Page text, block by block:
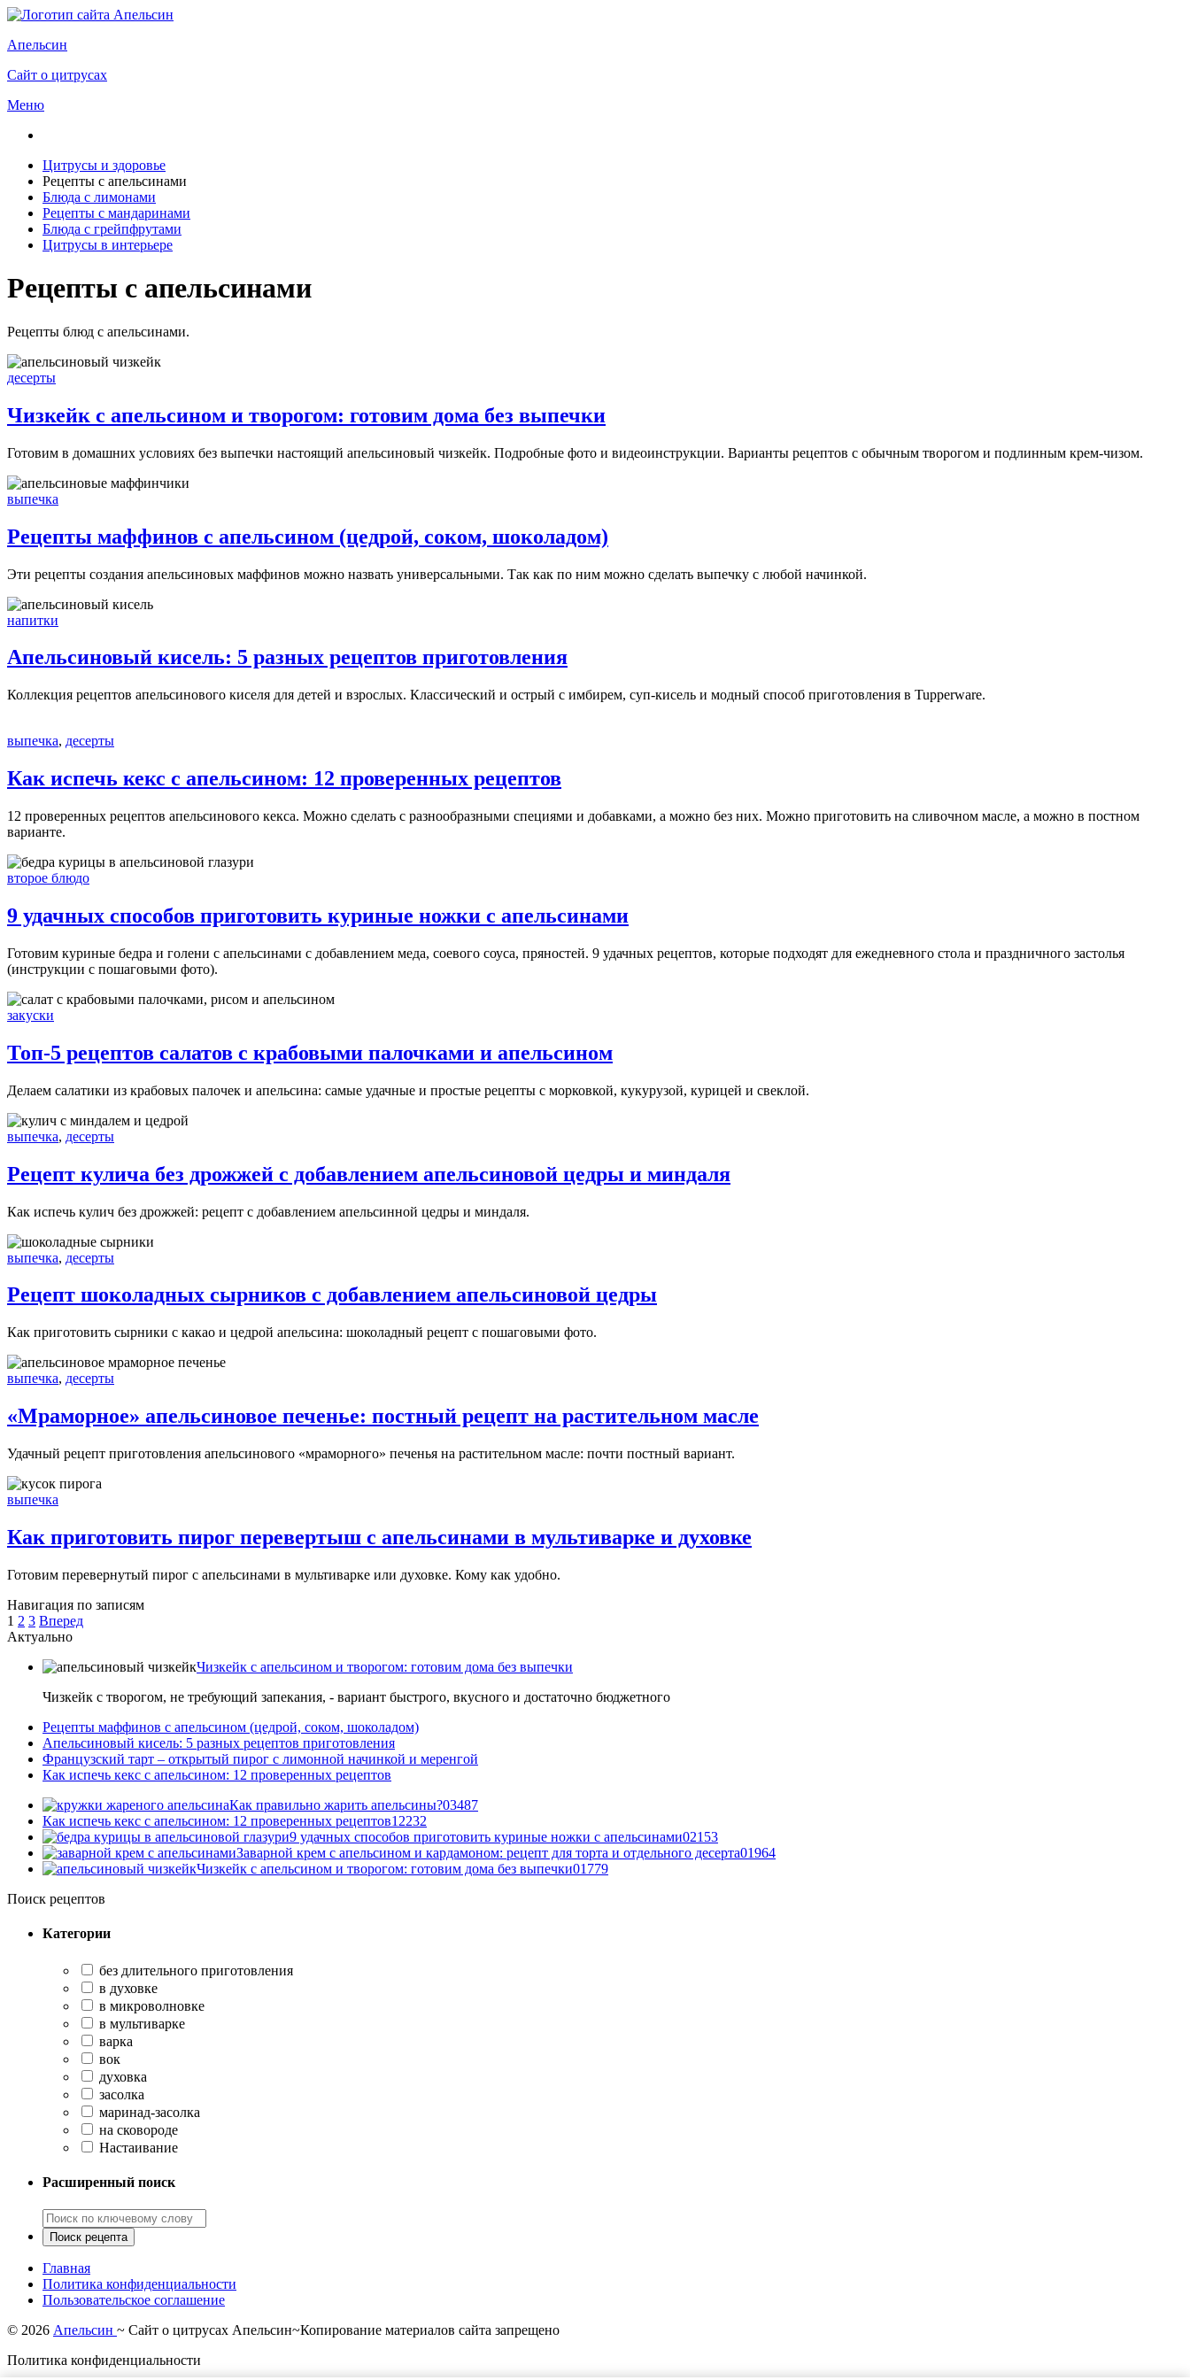
Апельсин
Сайт о цитрусах
Меню
Цитрусы и здоровье
Рецепты с апельсинами
Блюда с лимонами
Рецепты с мандаринами
Блюда с грейпфрутами
Цитрусы в интерьере
Рецепты с апельсинами
Рецепты блюд с апельсинами.
десерты
Чизкейк с апельсином и творогом: готовим дома без выпечки
Готовим в домашних условиях без выпечки настоящий апельсиновый чизкейк. Подробные фото и видеоинструкции. Варианты рецептов с обычным творогом и подлинным крем-чизом.
выпечка
Рецепты маффинов с апельсином (цедрой, соком, шоколадом)
Эти рецепты создания апельсиновых маффинов можно назвать универсальными. Так как по ним можно сделать выпечку с любой начинкой.
напитки
Апельсиновый кисель: 5 разных рецептов приготовления
Коллекция рецептов апельсинового киселя для детей и взрослых. Классический и острый с имбирем, суп-кисель и модный способ приготовления в Tupperware.
выпечка, десерты
Как испечь кекс с апельсином: 12 проверенных рецептов
12 проверенных рецептов апельсинового кекса. Можно сделать с разнообразными специями и добавками, а можно без них. Можно приготовить на сливочном масле, а можно в постном
варианте.
второе блюдо
9 удачных способов приготовить куриные ножки с апельсинами
Готовим куриные бедра и голени с апельсинами с добавлением меда, соевого соуса, пряностей. 9 удачных рецептов, которые подходят для ежедневного стола и праздничного застолья
(инструкции с пошаговыми фото).
закуски
Топ-5 рецептов салатов с крабовыми палочками и апельсином
Делаем салатики из крабовых палочек и апельсина: самые удачные и простые рецепты с морковкой, кукурузой, курицей и свеклой.
выпечка, десерты
Рецепт кулича без дрожжей с добавлением апельсиновой цедры и миндаля
Как испечь кулич без дрожжей: рецепт с добавлением апельсинной цедры и миндаля.
выпечка, десерты
Рецепт шоколадных сырников с добавлением апельсиновой цедры
Как приготовить сырники с какао и цедрой апельсина: шоколадный рецепт с пошаговыми фото.
выпечка, десерты
«Мраморное» апельсиновое печенье: постный рецепт на растительном масле
Удачный рецепт приготовления апельсинового «мраморного» печенья на растительном масле: почти постный вариант.
выпечка
Как приготовить пирог перевертыш с апельсинами в мультиварке и духовке
Готовим перевернутый пирог с апельсинами в мультиварке или духовке. Кому как удобно.
Навигация по записям
1 2 3 Вперед
Актуально
Чизкейк с апельсином и творогом: готовим дома без выпечки
Чизкейк с творогом, не требующий запекания, - вариант быстрого, вкусного и достаточно бюджетного
Рецепты маффинов с апельсином (цедрой, соком, шоколадом)
Апельсиновый кисель: 5 разных рецептов приготовления
Французский тарт – открытый пирог с лимонной начинкой и меренгой
Как испечь кекс с апельсином: 12 проверенных рецептов
Как правильно жарить апельсины?03487
Как испечь кекс с апельсином: 12 проверенных рецептов1 2232
9 удачных способов приготовить куриные ножки с апельсинами02153
Заварной крем с апельсином и кардамоном: рецепт для торта и отдельного десерта01964
Чизкейк с апельсином и творогом: готовим дома без выпечки01779
Поиск рецептов
Категории
без длительного приготовления
в духовке
в микроволновке
в мультиварке
варка
вок
духовка
засолка
маринад-засолка
на сковороде
Настаивание
Расширенный поиск
Главная
Политика конфиденциальности
Пользовательское соглашение
© 2026 Апельсин ~ Сайт о цитрусах Апельсин~Копирование материалов сайта запрещено
Политика конфиденциальности